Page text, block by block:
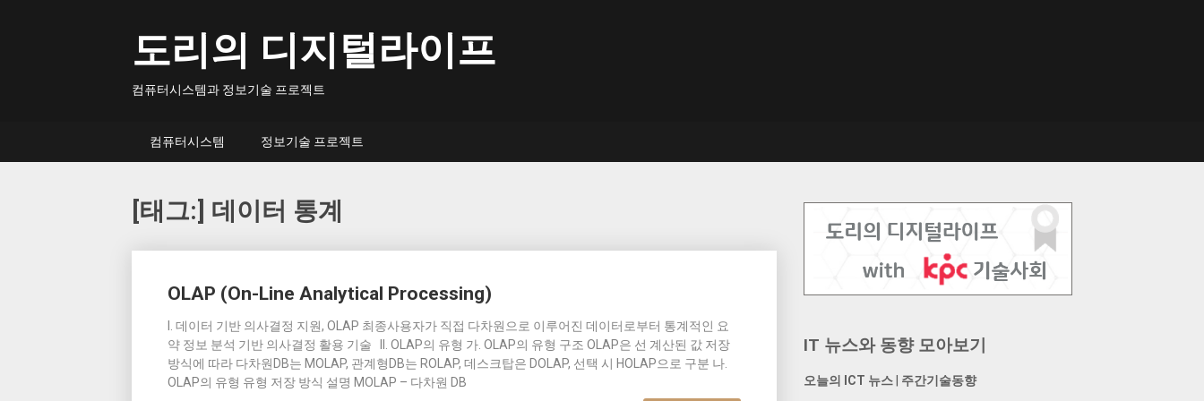
도리의 디지털라이프
컴퓨터시스템과 정보기술 프로젝트
컴퓨터시스템 정보기술 프로젝트
[태그:] 데이터 통계
OLAP (On-Line Analytical Processing)
I. 데이터 기반 의사결정 지원, OLAP 최종사용자가 직접 다차원으로 이루어진 데이터로부터 통계적인 요
약 정보 분석 기반 의사결정 활용 기술 II. OLAP의 유형 가. OLAP의 유형 구조 OLAP은 선 계산된 값 저장
방식에 따라 다차원DB는 MOLAP, 관계형DB는 ROLAP, 데스크탑은 DOLAP, 선택 시 HOLAP으로 구분 나.
OLAP의 유형 유형 저장 방식 설명 MOLAP – 다차원 DB
navigation
IT 뉴스와 동향 모아보기
오늘의 ICT 뉴스 주간기술동향